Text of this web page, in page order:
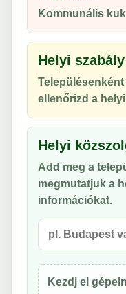
Kommunális
Helyi szabály
ellenőrizd a
Helyi
Add meg a
megmutatjuk a
információkat.
Kezdj el